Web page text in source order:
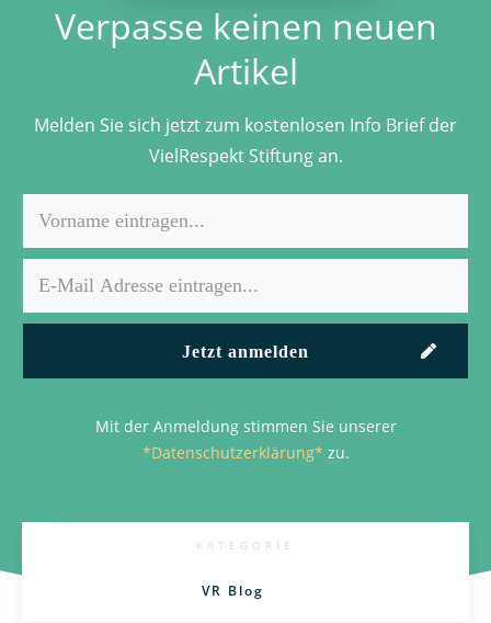
Verpasse keinen neuen
Artikel
Melden Sie sich jetzt zum kostenlosen Info Brief der
VielRespekt Stiftung an.
Jetzt anmelden
Mit der Anmeldung stimmen Sie unserer
*Datenschutzerklärung* zu.
KATEGORIE
VR Blog